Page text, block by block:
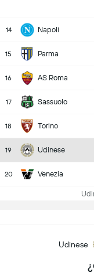
14 Napoli
15 Parma
16 AS Roma
17 Sassuolo
18 Torino
19 Udinese
20 Venezia
Udinese